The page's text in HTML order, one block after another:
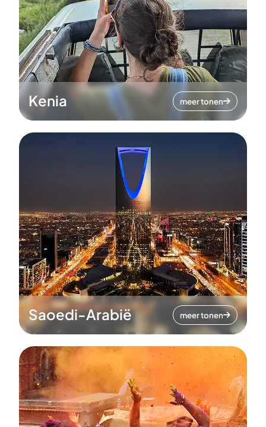
Kenia meer tonen
Saoedi-Arabië meer tonen